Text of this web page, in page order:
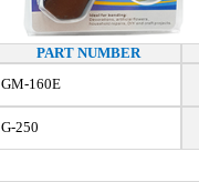
PART NUMBER
GM-160E
G-250